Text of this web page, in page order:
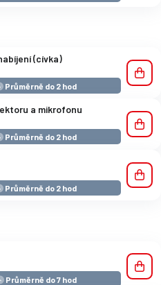
(cívka)
Průměrně do 2 hod
a mikrofonu
Průměrně do 2 hod
Průměrně do 2 hod
Průměrně do 7 hod